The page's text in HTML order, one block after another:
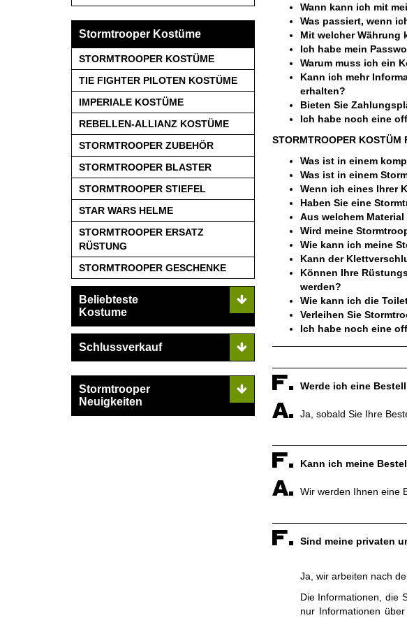
Stormtrooper Kostüme
STORMTROOPER KOSTÜME
TIE FIGHTER PILOTEN KOSTÜME
IMPERIALE KOSTÜME
REBELLEN-ALLIANZ KOSTÜME
STORMTROOPER ZUBEHÖR
STORMTROOPER BLASTER
STORMTROOPER STIEFEL
STAR WARS HELME
STORMTROOPER ERSATZ
RÜSTUNG
STORMTROOPER GESCHENKE
Beliebteste
Kostume
Schlussverkauf
Stormtrooper
Neuigkeiten
Wann kann ich mit
Was passiert, wenn
Mit welcher Währung
Ich habe mein
Warum muss ich ein
Kann ich mehr
erhalten?
Bieten Sie
Ich habe noch eine
STORMTROOPER KOSTÜM
Was ist in einem
Was ist in einem
Wenn ich eines Ihrer
Haben Sie eine
Aus welchem
Wird meine
Wie kann ich meine
Kann der
Können Ihre
werden?
Wie kann ich die
Verleihen Sie
Ich habe noch eine
Werde ich eine
Ja, sobald Sie Ihre
Kann ich meine
Wir werden Ihnen eine
Sind meine privaten
Ja, wir arbeiten nach
Die Informationen, die
nur Informationen